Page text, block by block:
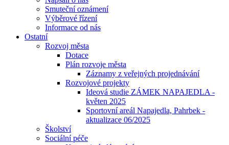
Smuteční oznámení
Výběrové řízení
Informace od nás
Ostatní
Rozvoj města
Dotace
Plán rozvoje města
Záznamy z veřejných projednávání
Rozvojové projekty
Ideová studie ZÁMEK NAPAJEDLA -
květen 2025
Sportovní areál Napajedla, Pahrbek -
aktualizace 06/2025
Školství
Sociální péče